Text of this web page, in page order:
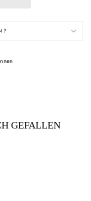
GEFALLEN